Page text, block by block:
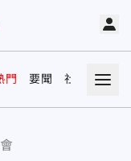
門 要聞 社會 娛樂